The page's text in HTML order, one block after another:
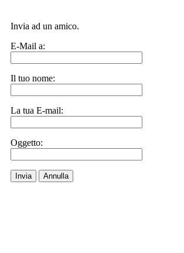
Invia ad un amico.
E-Mail a:
Il tuo nome:
La tua E-mail:
Oggetto:
Invia Annulla